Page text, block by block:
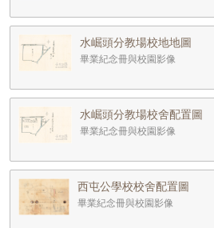
水崛頭分教場校地地圖
畢業紀念冊與校園影像
水崛頭分教場校舍配置圖
畢業紀念冊與校園影像
西屯公學校校舍配置圖
畢業紀念冊與校園影像